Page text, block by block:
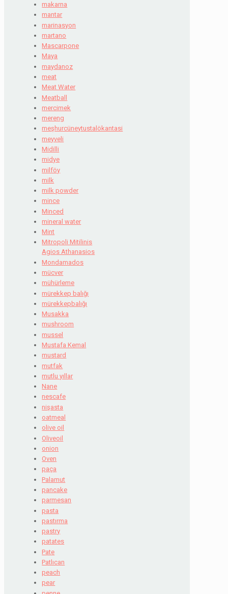
makarna
mantar
marinasyon
martano
Mascarpone
Maya
maydanoz
meat
Meat Water
Meatball
mercimek
mereng
meşhurcüneytustalökantasi
meyveli
Midilli
midye
milföy
milk
milk powder
mince
Minced
mineral water
Mint
Mitropoli Mitilinis
Agios Athanasios
Mondamados
mücver
mühürleme
mürekkep balığı
mürekkepbalığı
Musakka
mushroom
mussel
Mustafa Kemal
mustard
mutfak
mutlu yıllar
Nane
nescafe
nişasta
oatmeal
olive oil
Oliveoil
onion
Oven
paça
Palamut
pancake
parmesan
pasta
pastırma
pastry
patates
Pate
Patlıcan
peach
pear